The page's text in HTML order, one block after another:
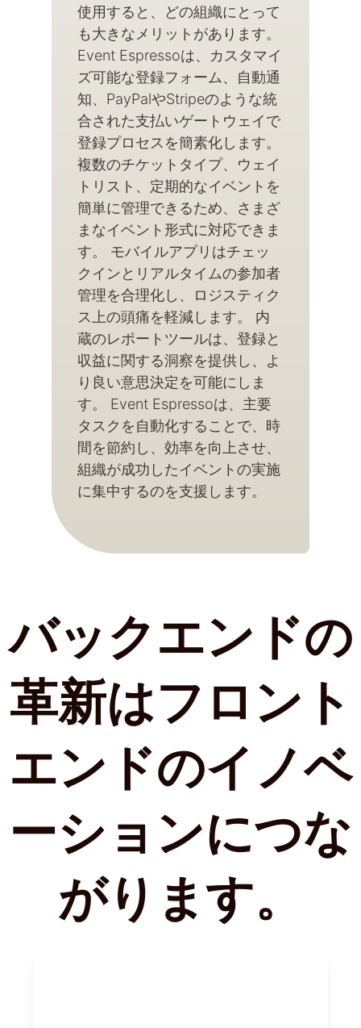
使用すると、どの組織にとって
も大きなメリットがあります。
Event Espressoは、カスタマイ
ズ可能な登録フォーム、自動通
知、PayPalやStripeのような統
合された支払いゲートウェイで
登録プロセスを簡素化します。
複数のチケットタイプ、ウェイ
トリスト、定期的なイベントを
簡単に管理できるため、さまざ
まなイベント形式に対応できま
す。 モバイルアプリはチェッ
クインとリアルタイムの参加者
管理を合理化し、ロジスティク
ス上の頭痛を軽減します。 内
蔵のレポートツールは、登録と
収益に関する洞察を提供し、よ
り良い意思決定を可能にしま
す。 Event Espressoは、主要
タスクを自動化することで、時
間を節約し、効率を向上させ、
組織が成功したイベントの実施
に集中するのを支援します。
バックエンドの
革新はフロント
エンドのイノベ
ーションにつな
がります。